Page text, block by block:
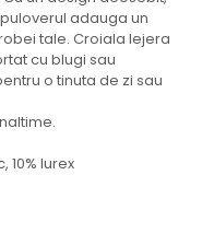
adauga un
tale. Croiala lejera
cu blugi sau
o tinuta de zi sau
10% lurex